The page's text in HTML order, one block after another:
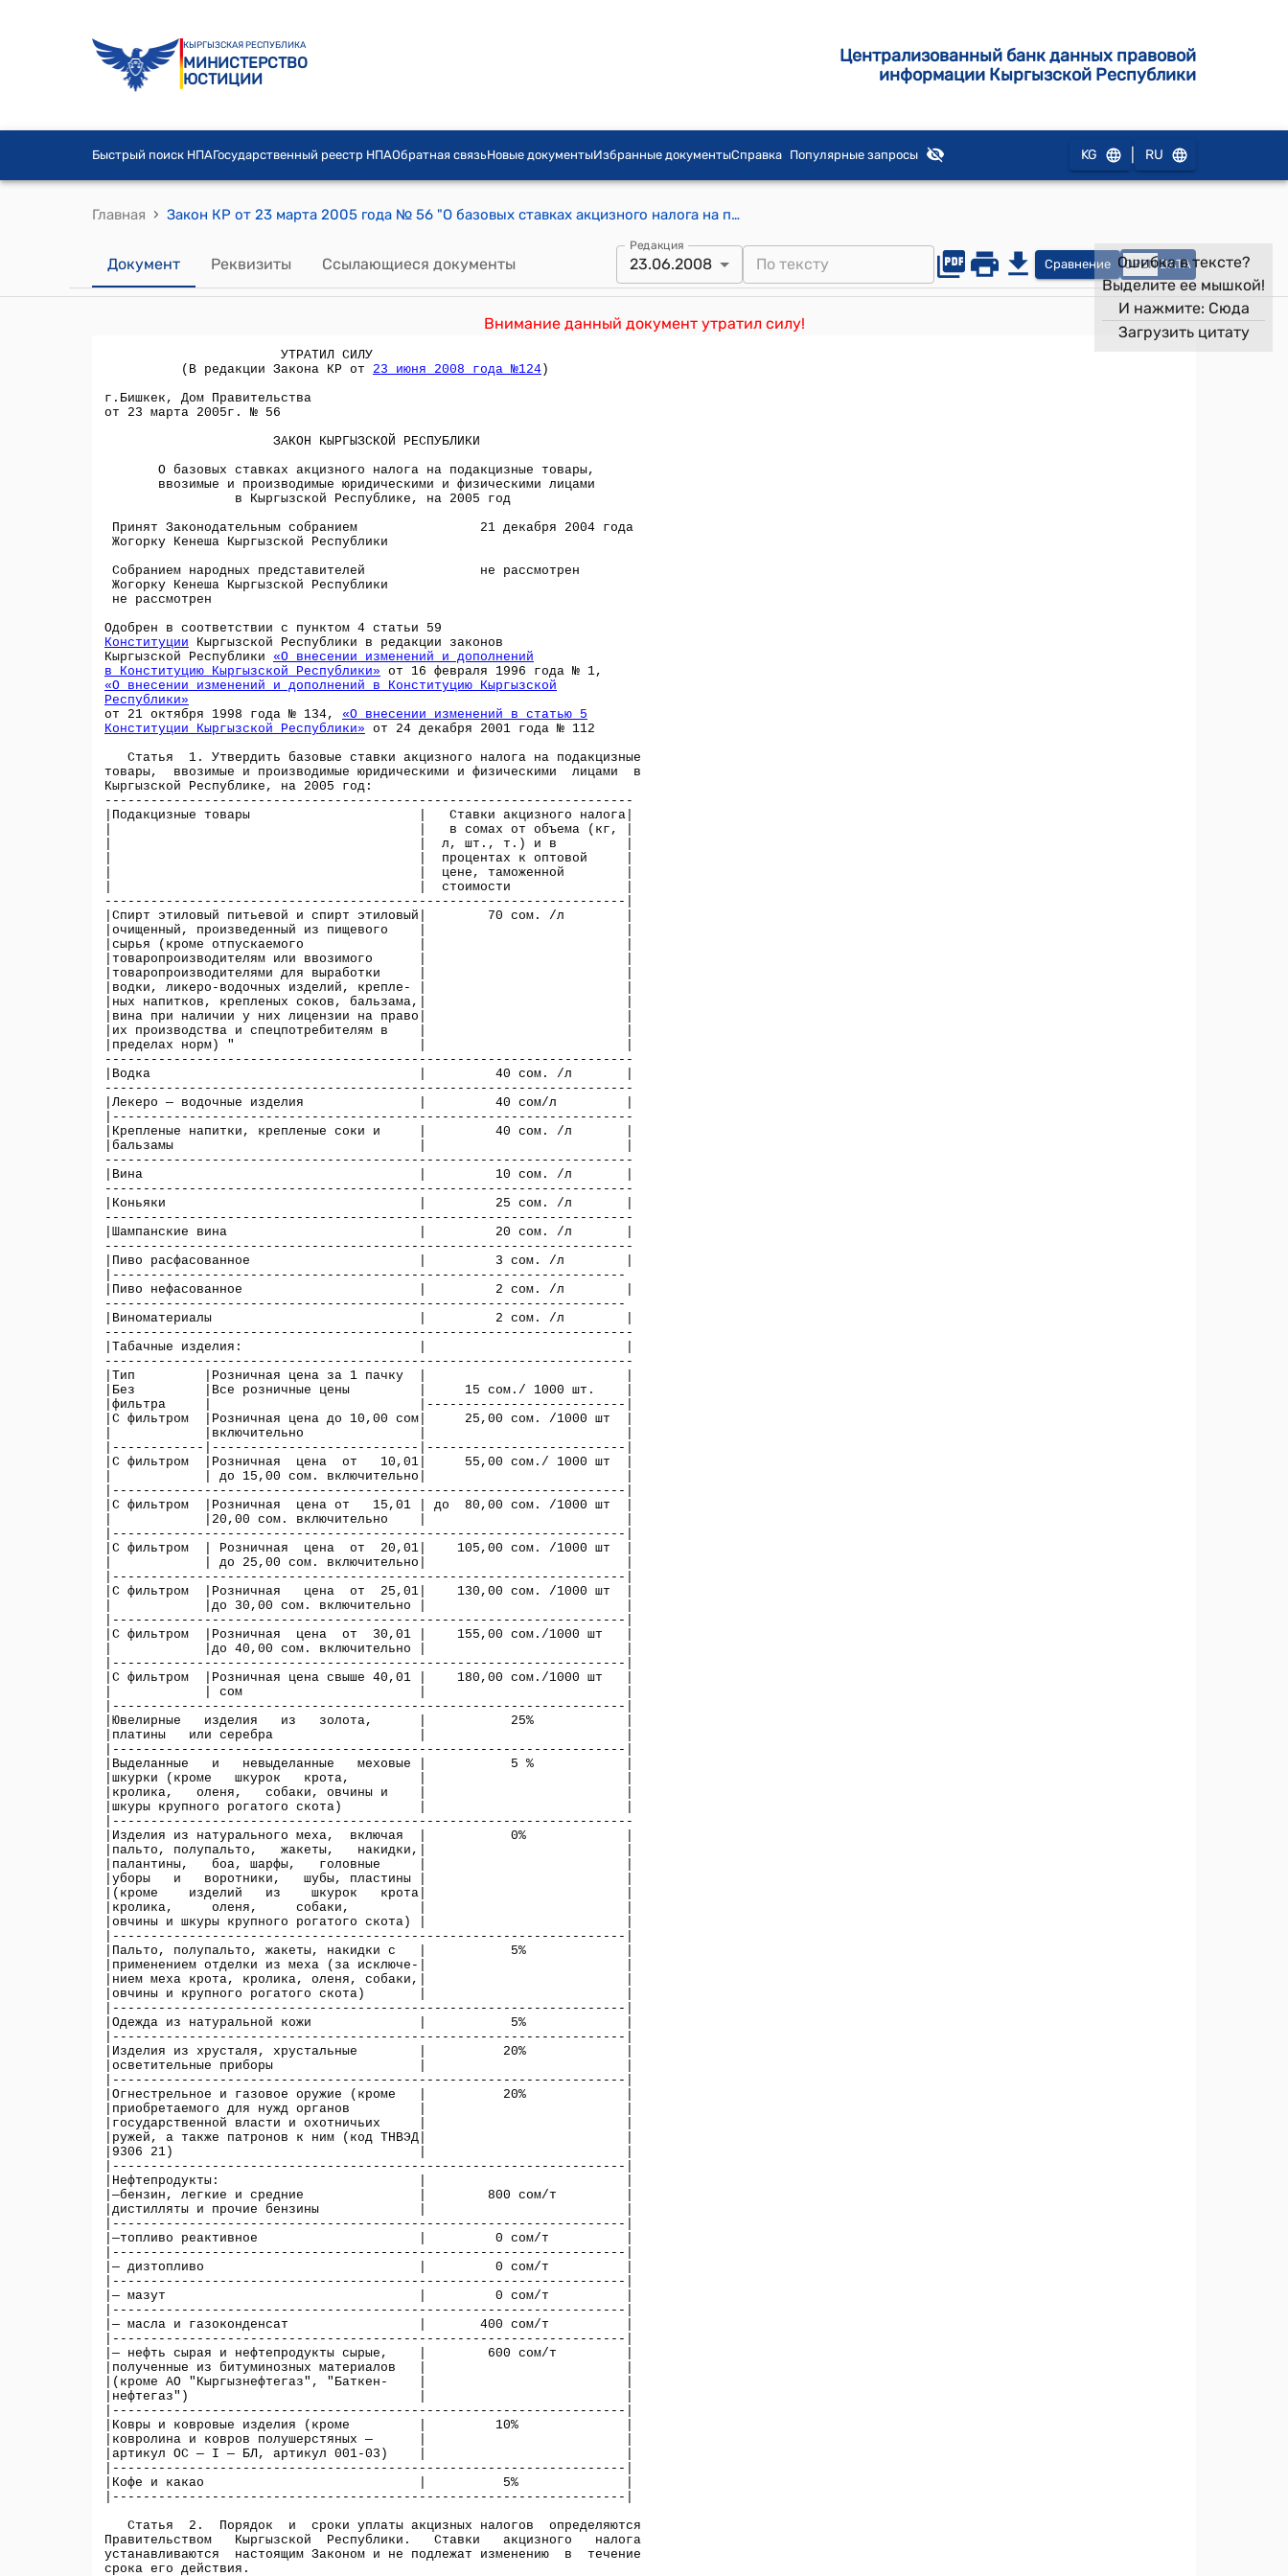
КЫРГЫЗСКАЯ РЕСПУБЛИКА
МИНИСТЕРСТВО
ЮСТИЦИИ
Централизованный банк данных правовой
информации Кыргызской Республики
Быстрый поиск НПАГосударственный реестр НПАОбратная связьНовые документыИзбранные документыСправка Популярные запросы KG RU
Главная › Закон КР от 23 марта 2005 года № 56 "О базовых ставках акцизного налога на подакцизные товары, ввозимые и производимые юридическими и физическими лицами в Кыргызской Республике, на 2005 год"
Документ Реквизиты Ссылающиеся документы
Редакция
23.06.2008 Сравнение OPEN DATA
Внимание данный документ утратил силу!
Ошибка в тексте?
Выделите ее мышкой!
И нажмите: Сюда
Загрузить цитату